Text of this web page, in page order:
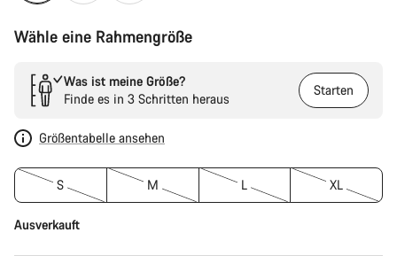
Wähle eine Rahmengröße
Was ist meine Größe?
Finde es in 3 Schritten heraus
Starten
Größentabelle ansehen
S M L XL
Ausverkauft